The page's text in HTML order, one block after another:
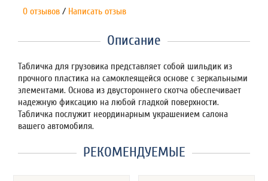
0 отзывов / Написать отзыв
Описание
Табличка для грузовика представляет собой шильдик из
прочного пластика на самоклеящейся основе с зеркальными
элементами. Основа из двустороннего скотча обеспечивает
надежную фиксацию на любой гладкой поверхности.
Табличка послужит неординарным украшением салона
вашего автомобиля.
РЕКОМЕНДУЕМЫЕ